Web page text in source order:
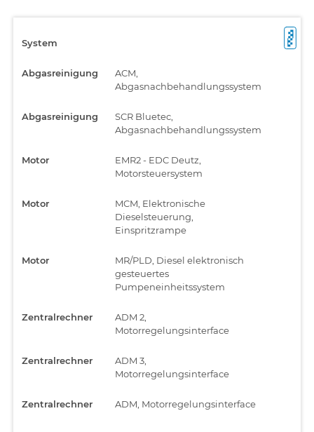
System
Abgasreinigung
ACM,
Abgasnachbehandlungssystem
Abgasreinigung
SCR Bluetec,
Abgasnachbehandlungssystem
Motor
EMR2 - EDC Deutz,
Motorsteuersystem
Motor
MCM, Elektronische
Dieselsteuerung,
Einspritzrampe
Motor
MR/PLD, Diesel elektronisch
gesteuertes
Pumpeneinheitssystem
Zentralrechner
ADM 2,
Motorregelungsinterface
Zentralrechner
ADM 3,
Motorregelungsinterface
Zentralrechner ADM, Motorregelungsinterface